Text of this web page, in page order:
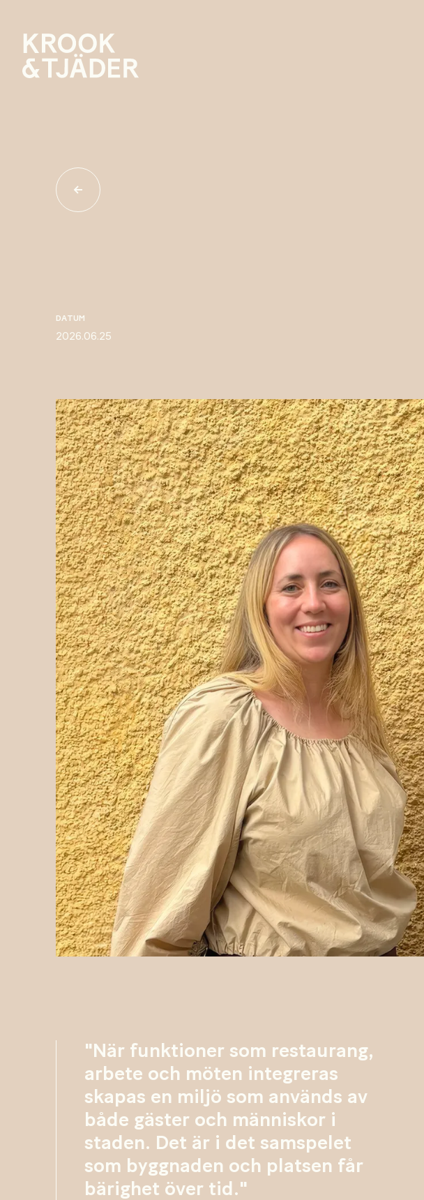
DATUM
2026.06.25
"När funktioner som restaurang,
arbete och möten integreras
skapas en miljö som används av
både gäster och människor i
staden. Det är i det samspelet
som byggnaden och platsen får
bärighet över tid."